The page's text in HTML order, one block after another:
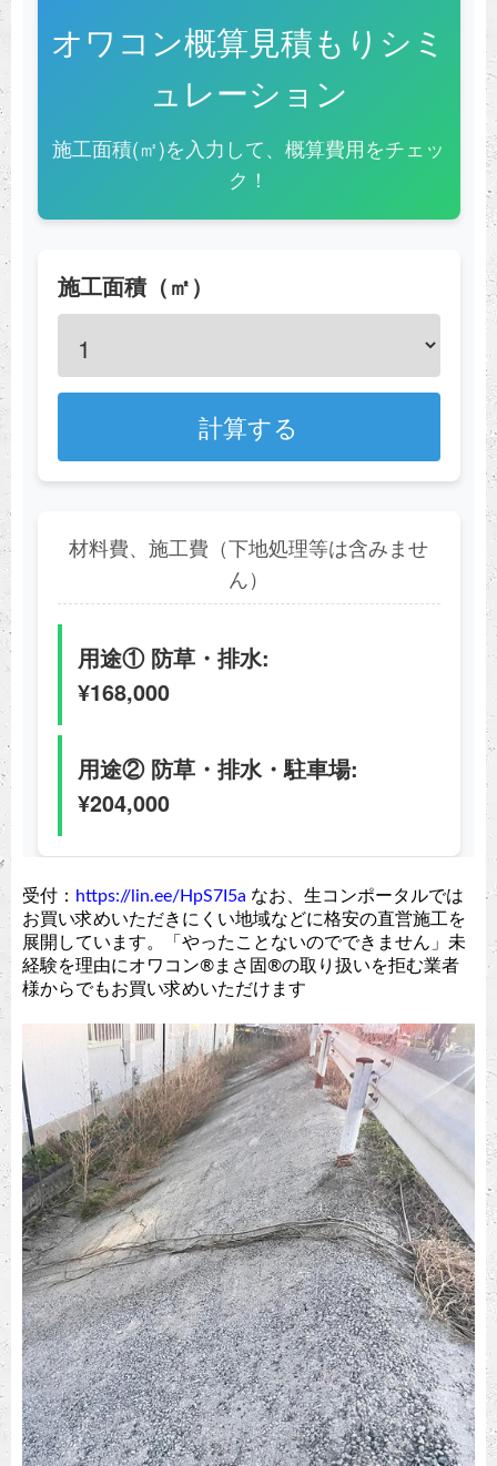
受付： https://lin.ee/HpS7I5a なお、生コンポータルでは
お買い求めいただきにくい地域などに格安の直営施工を
展開しています。「やったことないのでできません」未
経験を理由にオワコン®︎まさ固®︎の取り扱いを拒む業者
様からでもお買い求めいただけます